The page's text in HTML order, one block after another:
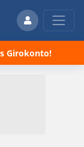
Girokonto!